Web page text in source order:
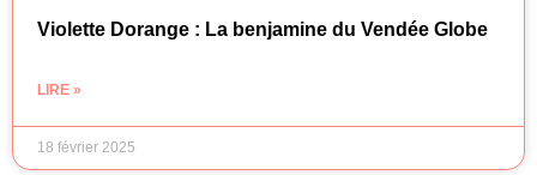
Violette Dorange : La benjamine du Vendée Globe
LIRE »
18 février 2025